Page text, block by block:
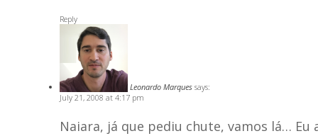
Reply
Leonardo Marques says:
July 21, 2008 at 4:17 pm
Naiara, já que pediu chute, vamos lá…